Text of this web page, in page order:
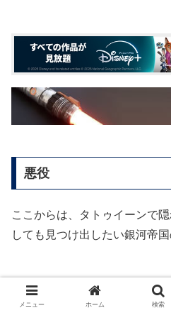
悪役
ここからは、タトゥイーンで
しても見つけ出したい銀河帝国
ダース・ベイダー（ヘイデン
メニュー ホーム 検索